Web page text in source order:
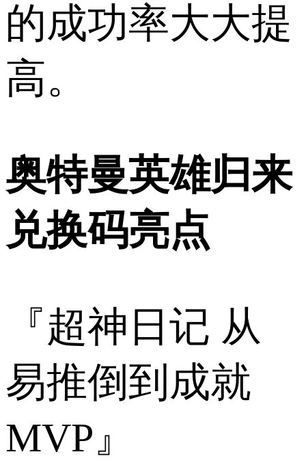
的成功率大大提
高。
奥特曼英雄归来
兑换码亮点
『超神日记 从
易推倒到成就
MVP』